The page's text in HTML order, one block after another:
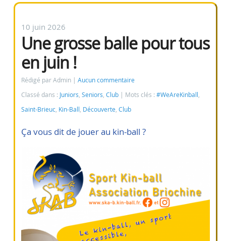
10 juin 2026
Une grosse balle pour tous
en juin !
Rédigé par Admin
Aucun commentaire
Classé dans : Juniors Seniors Club Mots clés : #WeAreKinball
Saint-Brieuc Kin-Ball Découverte Club
Ça vous dit de jouer au kin-ball ?